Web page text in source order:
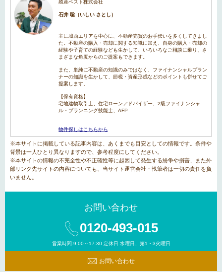
殖産ベスト株式会社
石井 聡（いしい さとし）
主に城西エリアを中心に、不動産売買のお手伝いを多くしてきまし
た。不動産の購入・売却に関する知識に加え、自身の購入・売却の
経験や子育ての経験なども生かして、いろいろなご相談に乗り、さ
まざまな角度からのご提案もできます。
また、単純に不動産の知識のみではなく、ファイナンシャルプラン
ナーの知識を生かして、節税・資産形成などのポイントも併せてご
提案します。
【保有資格】
宅地建物取引士、住宅ローンアドバイザー、2級ファイナンシャ
ル・プランニング技能士、AFP
物件探しはこちらから
※本サイトに掲載している記事内容は、あくまでも目安としての情報です。条件や
背景は一人ひとり異なりますので、参考程度にしてください。
※本サイトの情報の不完全性や不正確性等に起因して発生する紛争や損害、また外
部リンク先サイトの内容についても、当サイト運営会社・執筆者は一切の責任を負
いません。
お問い合わせ
0120-493-015
営業時間:9:00～17:30 定休日:水曜日、第1・3火曜日
お問い合わせ